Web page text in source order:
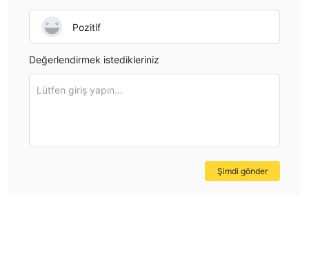
Pozitif
Değerlendirmek istedikleriniz
Lütfen giriş yapın...
Şimdi gönder